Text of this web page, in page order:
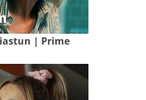
| Prime